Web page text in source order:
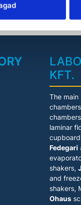
controlled
the Polymax
weight of up
kg, all the
samples can be
shaker. The
can be
between 2 -
rpm and the
can be
either
or with a
(max. 120
• Technical
• Motion:
• Rotation
range: 2 - 50
• Operating
KFT.
The
laminar
Fedegari
shakers,
and
shakers,
Ohaus